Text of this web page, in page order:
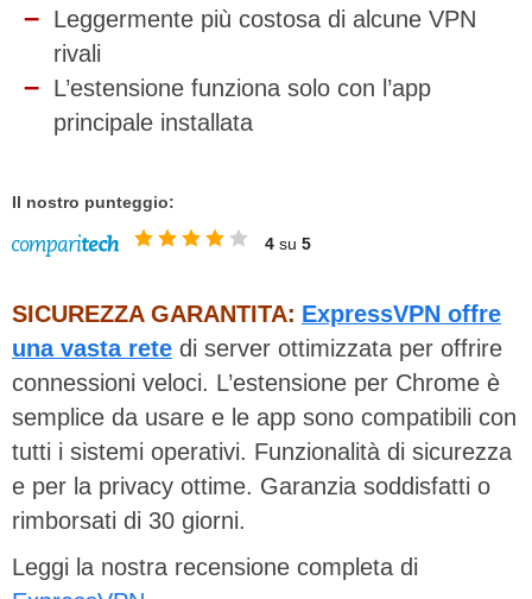
Leggermente più costosa di alcune VPN
rivali
L’estensione funziona solo con l’app
principale installata
Il nostro punteggio:
4 su 5
SICUREZZA GARANTITA: ExpressVPN offre
una vasta rete di server ottimizzata per offrire
connessioni veloci. L’estensione per Chrome è
semplice da usare e le app sono compatibili con
tutti i sistemi operativi. Funzionalità di sicurezza
e per la privacy ottime. Garanzia soddisfatti o
rimborsati di 30 giorni.
Leggi la nostra recensione completa di